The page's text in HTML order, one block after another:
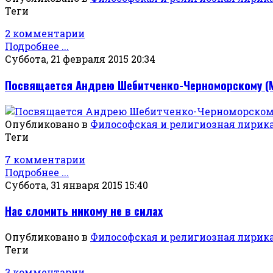
Теги
2 комментарии
Подробнее ...
Суббота, 21 февраля 2015 20:34
Посвящается Андрею Шебитченко-Черноморскому
Опубликовано в Философская и религиозная
Теги
7 комментарии
Подробнее ...
Суббота, 31 января 2015 15:40
Нас сломить никому не в силах
Опубликовано в Философская и религиозная
Теги